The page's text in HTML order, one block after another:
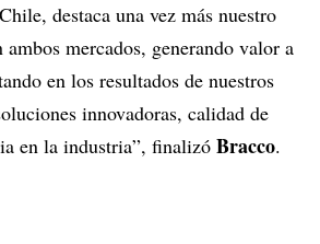
destaca una vez más nuestro
mercados, generando valor a
en los resultados de nuestros
innovadoras, calidad de
en la industria”, finalizó Bracco.